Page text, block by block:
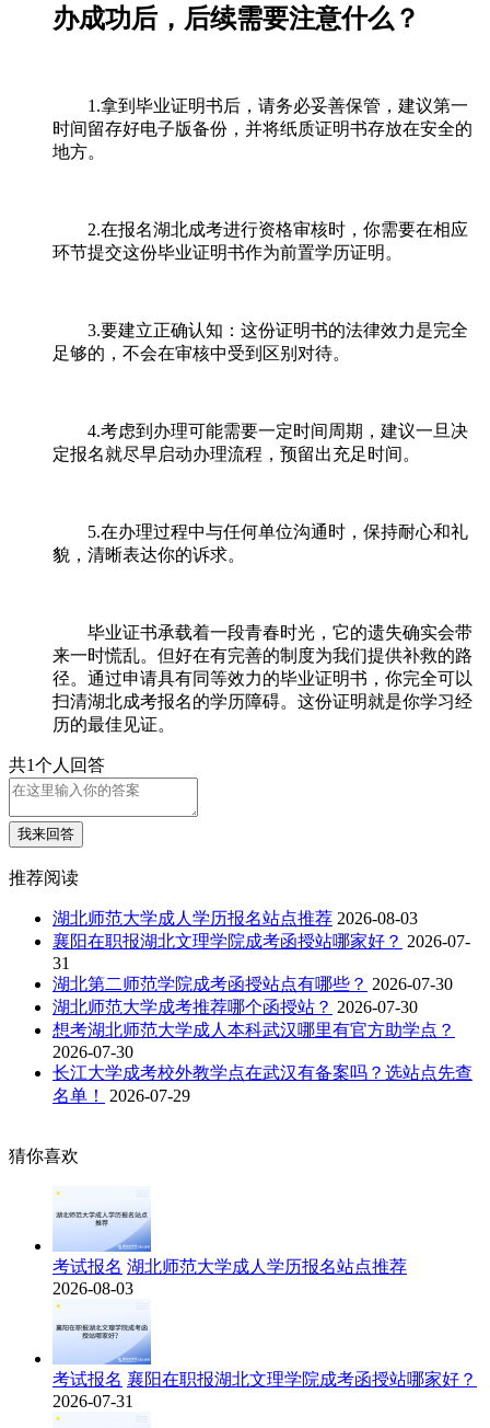
办成功后，后续需要注意什么？
1.拿到毕业证明书后，请务必妥善保管，建议第一
时间留存好电子版备份，并将纸质证明书存放在安全的
地方。
2.在报名湖北成考进行资格审核时，你需要在相应
环节提交这份毕业证明书作为前置学历证明。
3.要建立正确认知：这份证明书的法律效力是完全
足够的，不会在审核中受到区别对待。
4.考虑到办理可能需要一定时间周期，建议一旦决
定报名就尽早启动办理流程，预留出充足时间。
5.在办理过程中与任何单位沟通时，保持耐心和礼
貌，清晰表达你的诉求。
毕业证书承载着一段青春时光，它的遗失确实会带
来一时慌乱。但好在有完善的制度为我们提供补救的路
径。通过申请具有同等效力的毕业证明书，你完全可以
扫清湖北成考报名的学历障碍。这份证明就是你学习经
历的最佳见证。
共1个人回答
我来回答
推荐阅读
湖北师范大学成人学历报名站点推荐 2026-08-03
襄阳在职报湖北文理学院成考函授站哪家好？ 2026-07-
31
湖北第二师范学院成考函授站点有哪些？ 2026-07-30
湖北师范大学成考推荐哪个函授站？ 2026-07-30
想考湖北师范大学成人本科武汉哪里有官方助学点？
2026-07-30
长江大学成考校外教学点在武汉有备案吗？选站点先查
名单！
2026-07-29
猜你喜欢
考试报名 湖北师范大学成人学历报名站点推荐
2026-08-03
考试报名 襄阳在职报湖北文理学院成考函授站哪家好？
2026-07-31